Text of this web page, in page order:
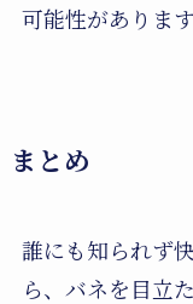
可能性があります
まとめ
誰にも知られず
ら、バネを目立